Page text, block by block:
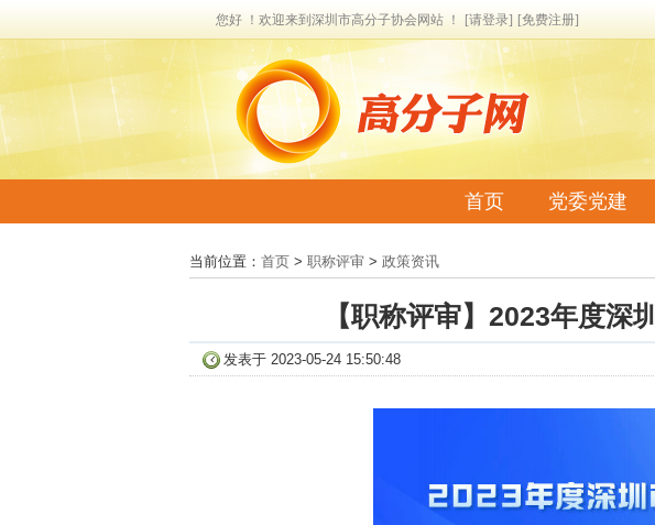
您好 ！欢迎来到深圳市高分子协会网站 ！ [请登录] [免费注册]
首页 党委党建
当前位置： 首页 > 职称评审 > 政策资讯
【职称评审】2023年度
发表于 2023-05-24 15:50:48